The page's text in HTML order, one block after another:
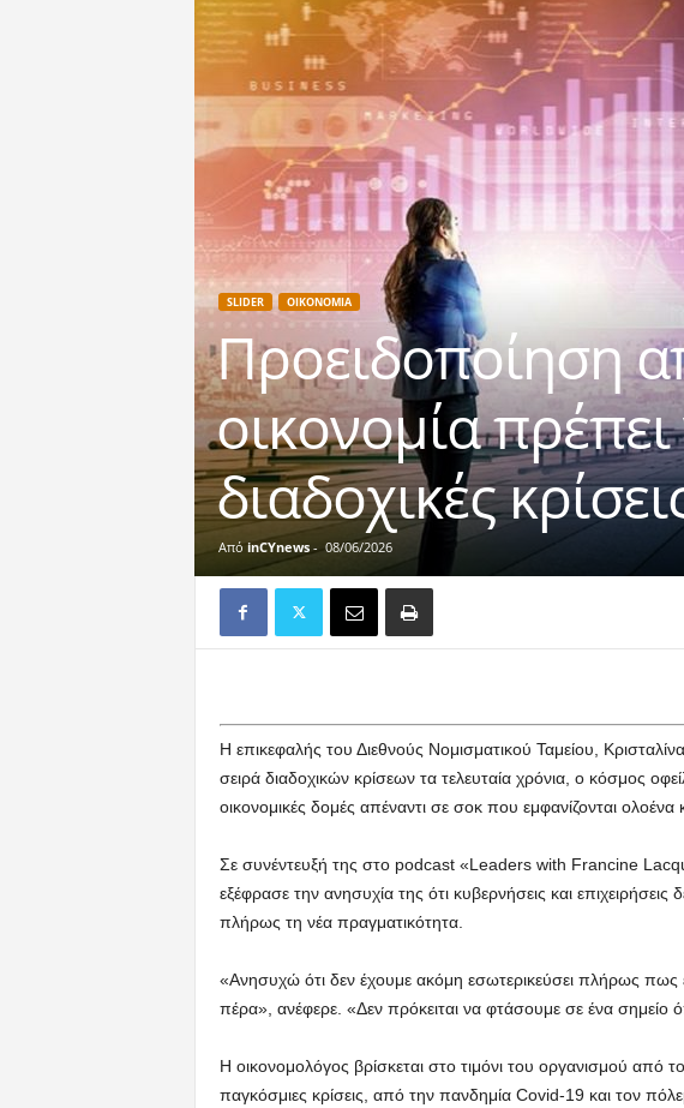
SLIDER ΟΙΚΟΝΟΜΙΑ
Προειδοποίηση
οικονομία
διαδοχικές
Από inCYnews- 08/06/2026
Η επικεφαλής του Διεθνούς Νομισματικού Ταμείου,
σειρά διαδοχικών κρίσεων τα τελευταία χρόνια, ο κόσμος
οικονομικές δομές απέναντι σε σοκ που εμφανίζονται ολοένα
Σε συνέντευξή της στο podcast «Leaders with Francine
εξέφρασε την ανησυχία της ότι κυβερνήσεις και
πλήρως τη νέα πραγματικότητα.
«Ανησυχώ ότι δεν έχουμε ακόμη εσωτερικεύσει πλήρως πως
πέρα», ανέφερε. «Δεν πρόκειται να φτάσουμε σε ένα σημείο
Η οικονομολόγος βρίσκεται στο τιμόνι του οργανισμού από το
παγκόσμιες κρίσεις, από την πανδημία Covid-19 και τον